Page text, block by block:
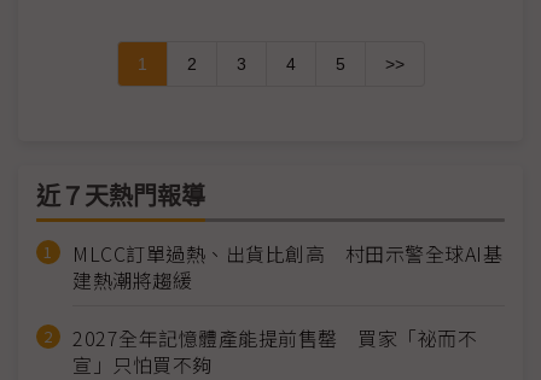
1 2 3 4 5 >>
近７天熱門報導
MLCC訂單過熱、出貨比創高 村田示警全球AI基
建熱潮將趨緩
2027全年記憶體產能提前售罄 買家「祕而不
宣」只怕買不夠